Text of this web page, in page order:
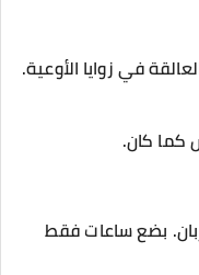
في زوايا الأوعية.
كما كان.
بضع ساعات فقط